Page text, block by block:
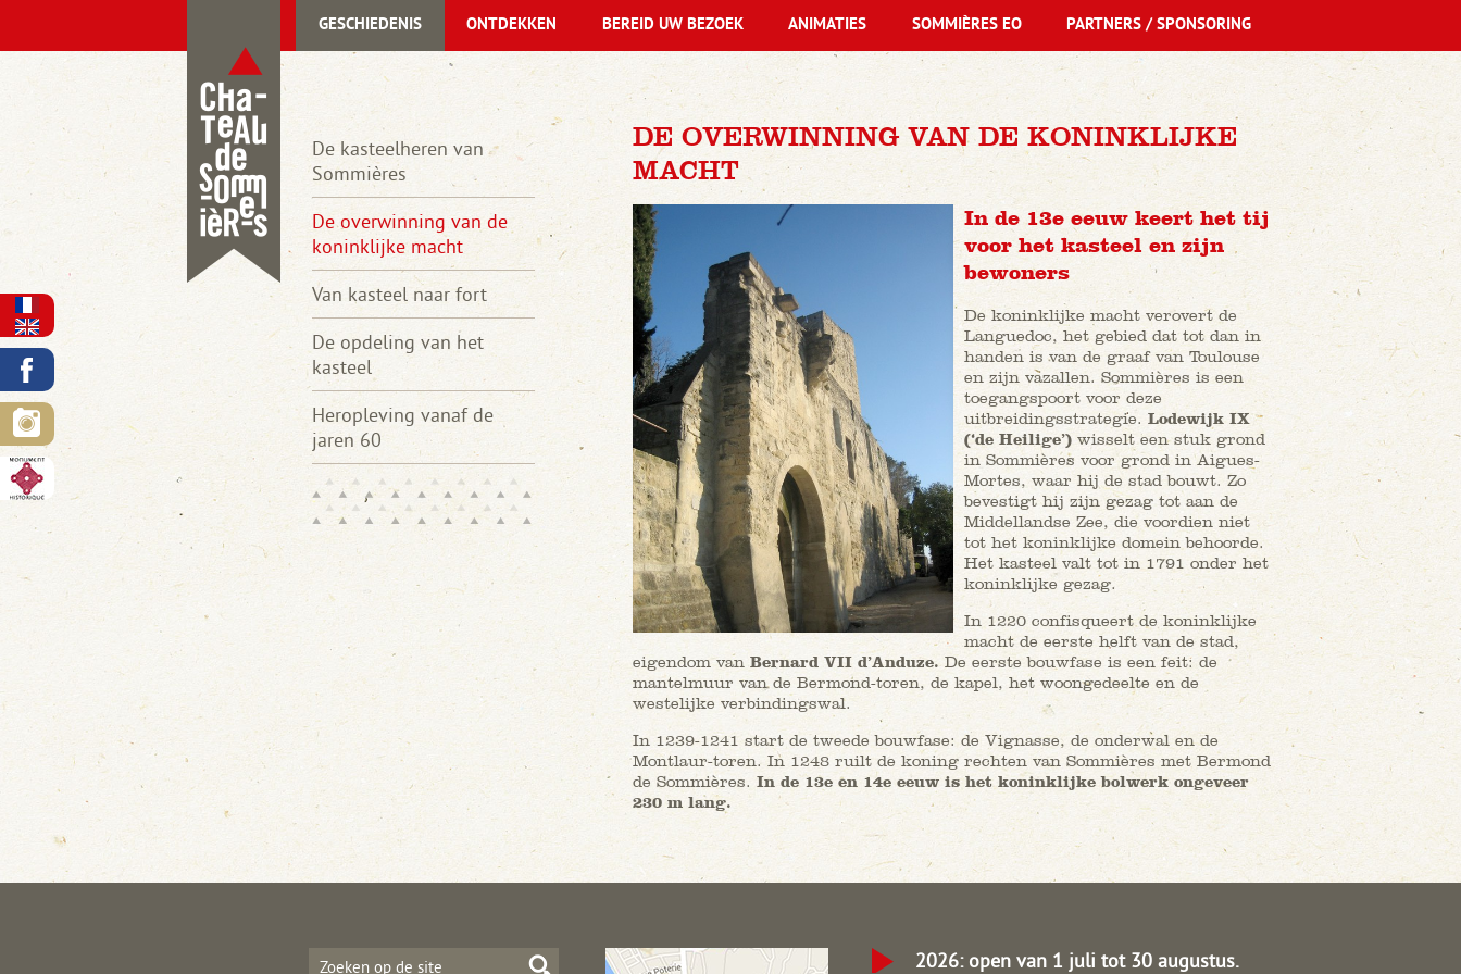
DE OVERWINNING VAN DE KONINKLIJKE
MACHT
In de 13e eeuw keert het tij
voor het kasteel en zijn
bewoners
De koninklijke macht verovert de
Languedoc, het gebied dat tot dan in
handen is van de graaf van Toulouse
en zijn vazallen. Sommières is een
toegangspoort voor deze
uitbreidingsstrategie. Lodewijk IX
(‘de Heilige’) wisselt een stuk grond
in Sommières voor grond in Aigues-
Mortes, waar hij de stad bouwt. Zo
bevestigt hij zijn gezag tot aan de
Middellandse Zee, die voordien niet
tot het koninklijke domein behoorde.
Het kasteel valt tot in 1791 onder het
koninklijke gezag.
In 1220 confisqueert de koninklijke
macht de eerste helft van de stad,
eigendom van Bernard VII d’Anduze.De eerste bouwfase is een feit: de
mantelmuur van de Bermond-toren, de kapel, het woongedeelte en de
westelijke verbindingswal.
In 1239-1241 start de tweede bouwfase: de Vignasse, de onderwal en de
Montlaur-toren. In 1248 ruilt de koning rechten van Sommières met Bermond
de Sommières. In de 13e en 14e eeuw is het koninklijke bolwerk ongeveer
230 m lang.
GESCHIEDENIS ONTDEKKEN BEREID UW BEZOEK ANIMATIES SOMMIÈRES EO PARTNERS / SPONSORING
De kasteelheren van
Sommières
De overwinning van de
koninklijke macht
Van kasteel naar fort
De opdeling van het
kasteel
Heropleving vanaf de
jaren 60
2026: open van 1 juli tot 30 augustus.